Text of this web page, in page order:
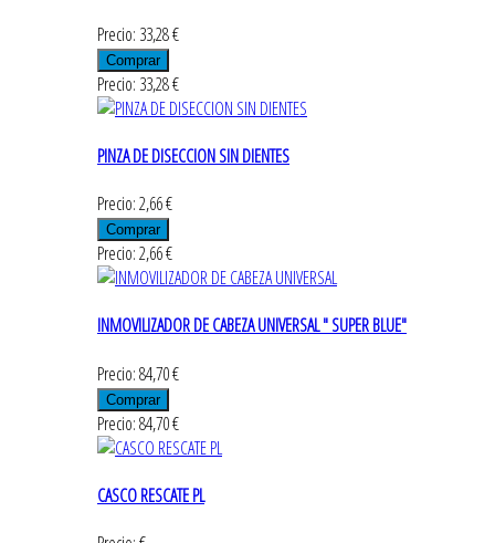
Precio: 33,28 €
Precio: 33,28 €
PINZA DE DISECCION SIN DIENTES
Precio: 2,66 €
Precio: 2,66 €
INMOVILIZADOR DE CABEZA UNIVERSAL " SUPER BLUE"
Precio: 84,70 €
Precio: 84,70 €
CASCO RESCATE PL